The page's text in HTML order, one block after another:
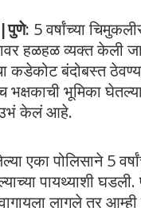
5 वर्षांच्या
हळहळ व्यक्त केली
कडेकोट बंदोबस्त
भक्षकाची भूमिका
उभं केलं आहे.
एका पोलिसाने 5
पायथ्याशी
लागले तर